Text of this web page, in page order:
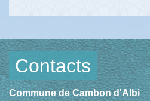
Contacts
Commune de Cambon d'Albi